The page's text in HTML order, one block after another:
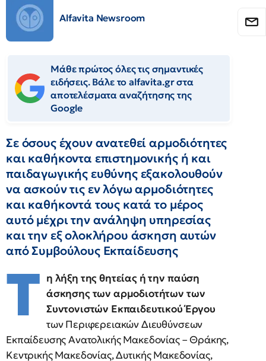
Alfavita Newsroom
Μάθε πρώτος όλες τις σημαντικές
ειδήσεις. Βάλε το alfavita.gr στα
αποτελέσματα αναζήτησης της
Google
Σε όσους έχουν ανατεθεί αρμοδιότητες
και καθήκοντα επιστημονικής ή και
παιδαγωγικής ευθύνης εξακολουθούν
να ασκούν τις εν λόγω αρμοδιότητες
και καθήκοντά τους κατά το μέρος
αυτό μέχρι την ανάληψη υπηρεσίας
και την εξ ολοκλήρου άσκηση αυτών
από Συμβούλους Εκπαίδευσης
T η λήξη της θητείας ή την παύση
άσκησης των αρμοδιοτήτων των
Συντονιστών Εκπαιδευτικού Έργου
των Περιφερειακών Διευθύνσεων
Εκπαίδευσης Ανατολικής Μακεδονίας – Θράκης,
Κεντρικής Μακεδονίας, Δυτικής Μακεδονίας,